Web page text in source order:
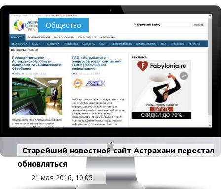
0 Общество
Старейший новостной сайт Астрахани перестал
обновляться
21 мая 2016, 10:05
В Астрахани почти в два раза возросло число
укусов клещами